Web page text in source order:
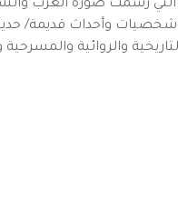
رسمت صورة الغرب
وشخصيات وأحداث قديمة/
والروائية